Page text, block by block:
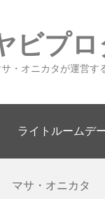
ビプ
・オニカタが運営す
ライトルームデ
マサ・オニカタ